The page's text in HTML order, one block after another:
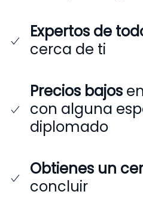
Expertos de
cerca de ti
Precios bajos
con alguna
diplomado
Obtienes un
concluir